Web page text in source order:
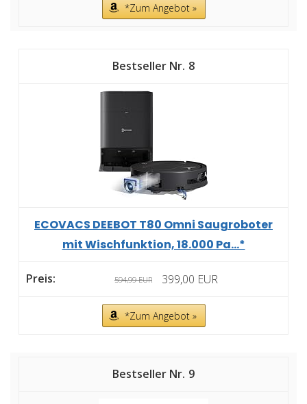
*Zum Angebot »
8
ECOVACS DEEBOT T80 Omni Saugroboter
mit Wischfunktion, 18.000 Pa...*
594,99 EUR 399,00 EUR
*Zum Angebot »
9